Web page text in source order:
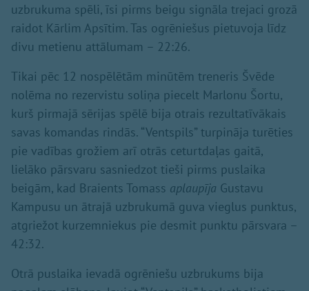
uzbrukuma spēli, īsi pirms beigu signāla trejaci grozā
raidot Kārlim Apsītim. Tas ogrēniešus pietuvoja līdz
divu metienu attālumam – 22:26.
Tikai pēc 12 nospēlētām minūtēm treneris Švēde
nolēma no rezervistu soliņa piecelt Marlonu Šortu,
kurš pirmajā sērijas spēlē bija otrais rezultatīvākais
savas komandas rindās. “Ventspils” turpināja turēties
pie vadības grožiem arī otrās ceturtdaļas gaitā,
lielāko pārsvaru sasniedzot tieši pirms puslaika
beigām, kad Braients Tomass aplaupīja Gustavu
Kampusu un ātrajā uzbrukumā guva vieglus punktus,
atgriežot kurzemniekus pie desmit punktu pārsvara –
42:32.
Otrā puslaika ievadā ogrēniešu uzbrukums bija